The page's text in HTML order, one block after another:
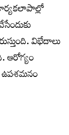
విభేదాలు
ఆరోగ్యం
ఉపశమనం